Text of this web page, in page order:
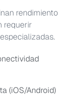
rendimiento
requerir
(iOS/Android)